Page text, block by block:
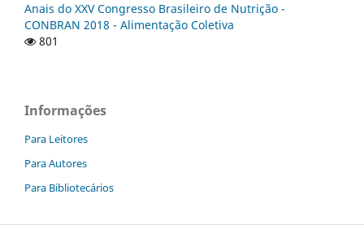
Anais do XXV Congresso Brasileiro de Nutrição -
CONBRAN 2018 - Alimentação Coletiva
801
Informações
Para Leitores
Para Autores
Para Bibliotecários